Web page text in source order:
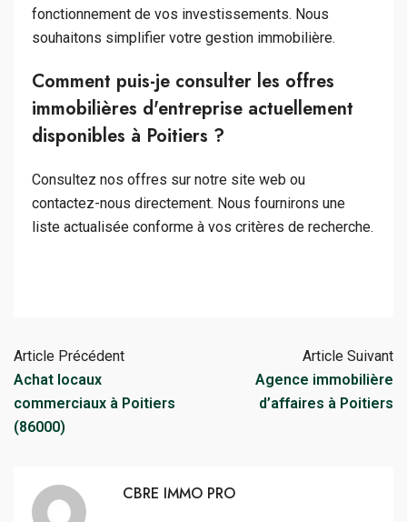
fonctionnement de vos investissements. Nous
souhaitons simplifier votre gestion immobilière.
Comment puis-je consulter les offres
immobilières d'entreprise actuellement
disponibles à Poitiers ?
Consultez nos offres sur notre site web ou
contactez-nous directement. Nous fournirons une
liste actualisée conforme à vos critères de recherche.
Article Précédent
Achat locaux
commerciaux à Poitiers
(86000)
Article Suivant
Agence immobilière
d’affaires à Poitiers
CBRE IMMO PRO